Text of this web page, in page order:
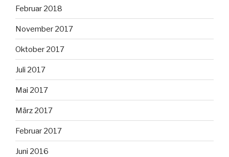
Februar 2018
November 2017
Oktober 2017
Juli 2017
Mai 2017
März 2017
Februar 2017
Juni 2016